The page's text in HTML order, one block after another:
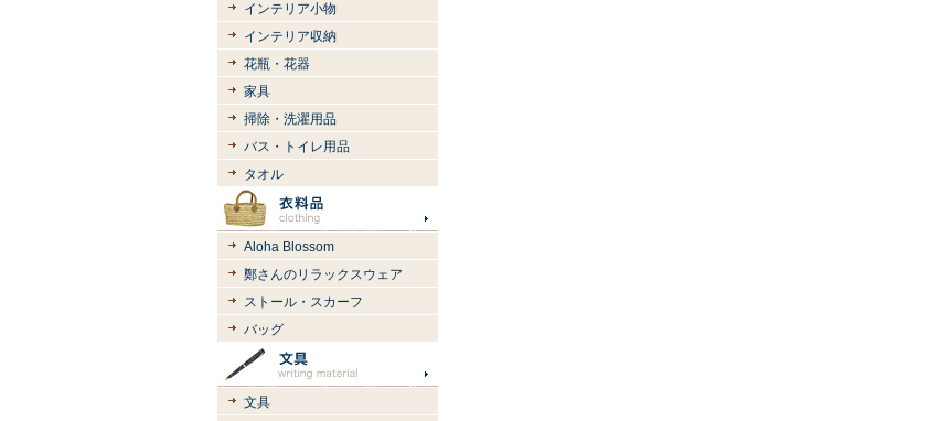
インテリア小物
インテリア収納
花瓶・花器
家具
掃除・洗濯用品
バス・トイレ用品
タオル
Aloha Blossom
鄭さんのリラックスウェア
ストール・スカーフ
バッグ
文具